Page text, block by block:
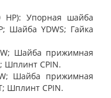
HP): Упорная шайба
Шайба YDWS; Гайка
Шайба прижимная
Шплинт CPIN.
Шайба прижимная
Шплинт CPIN.